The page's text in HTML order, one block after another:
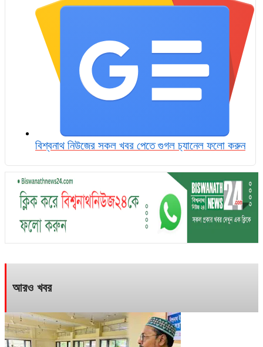
বিশ্বনাথ নিউজের সকল খবর পেতে গুগল চ‌্যানেল ফলো করুন
আরও খবর